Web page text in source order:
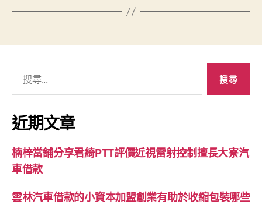
關
鍵
字:
近期文章
楠梓當舖分享君綺PTT評價近視雷射控制擅長大寮汽
車借款
雲林汽車借款的小資本加盟創業有助於收縮包裝哪些